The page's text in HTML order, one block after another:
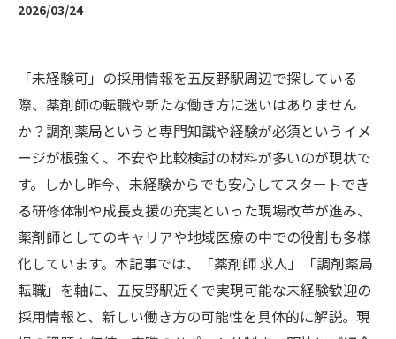
2026/03/24
「未経験可」の採用情報を五反野駅周辺で探している
際、薬剤師の転職や新たな働き方に迷いはありません
か？調剤薬局というと専門知識や経験が必須というイメ
ージが根強く、不安や比較検討の材料が多いのが現状で
す。しかし昨今、未経験からでも安心してスタートでき
る研修体制や成長支援の充実といった現場改革が進み、
薬剤師としてのキャリアや地域医療の中での役割も多様
化しています。本記事では、「薬剤師 求人」「調剤薬局
転職」を軸に、五反野駅近くで実現可能な未経験歓迎の
採用情報と、新しい働き方の可能性を具体的に解説。現